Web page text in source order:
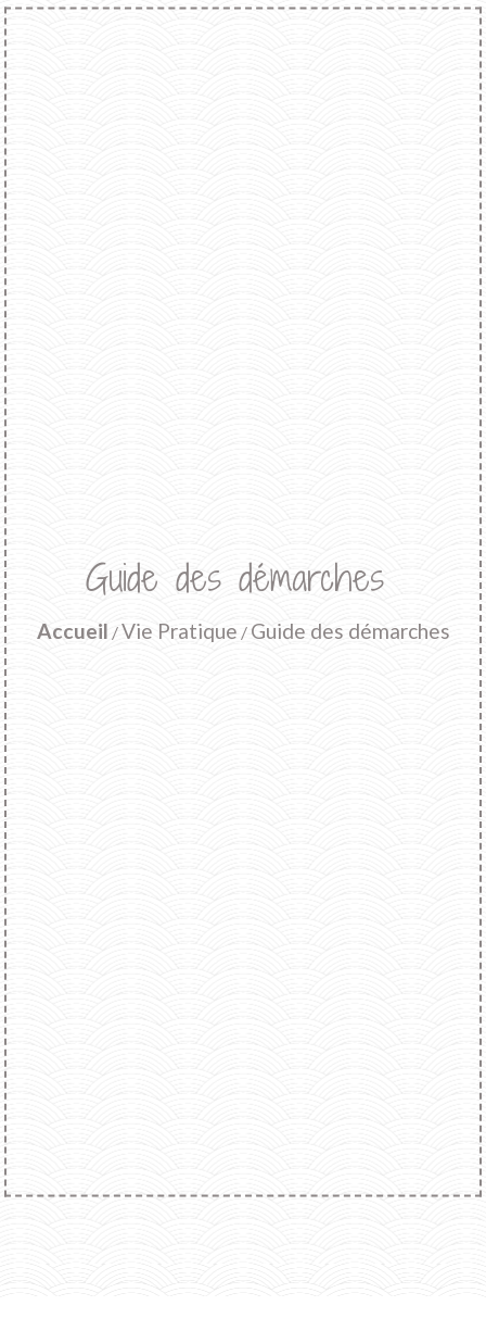
Guide des démarches
Accueil /Vie Pratique / Guide des démarches